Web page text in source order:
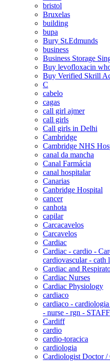
bristol
Bruxelas
building
bupa
Bury St.Edmunds
business
Business Storage
Buy levofloxacin
Buy Verified Skrill
C
cabelo
cagas
call girl ajmer
call girls
Call girls in Delhi
Cambridge
Cambridge NHS
canal da mancha
Canal Farmácia
canal hospitalar
Canarias
Canbridge Hospital
cancer
canhota
capilar
Carcacavelos
Carcavelos
Cardiac
Cardiac - cardio -
cardiovascular -
Cardiac and
Cardiac Nurses
Cardiac Physiology
cardiaco
cardiaco -
- nurse - rgn -
Cardiff
cardio
cardio-toracica
cardiologia
Cardiologist Doctor /